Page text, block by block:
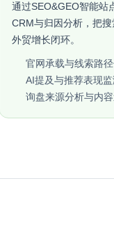
通过SEO&GEO智能站
CRM与归因分析，把
外贸增长闭环。
官网承载与线索路
AI提及与推荐表现监
询盘来源分析与内